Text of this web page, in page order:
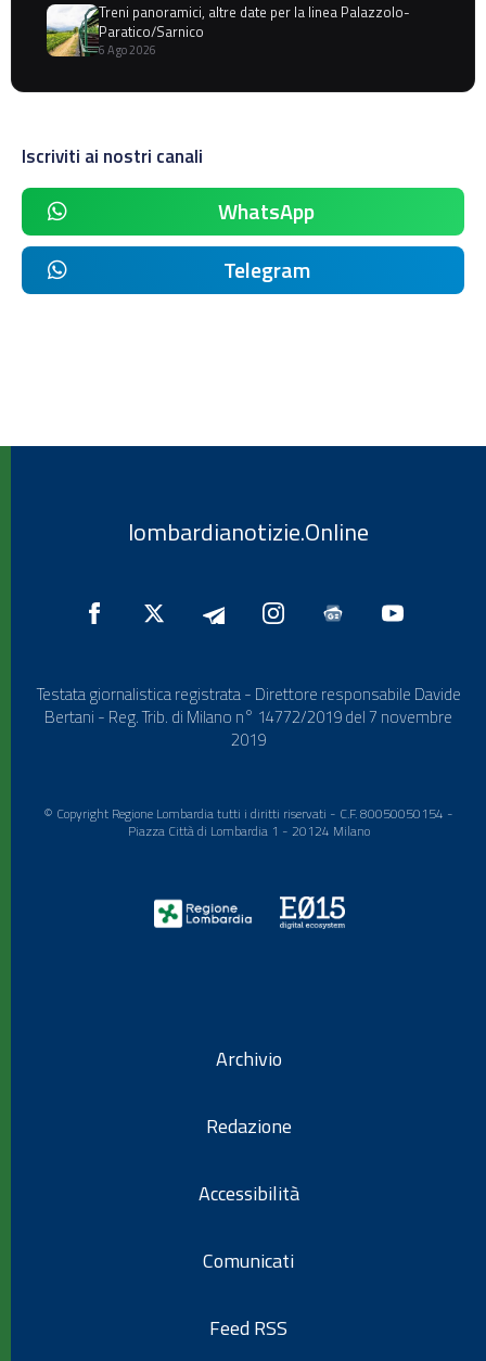
Treni panoramici, altre date per la linea Palazzolo-
Paratico/Sarnico
6 Ago 2026
Iscriviti ai nostri canali
WhatsApp
Telegram
lombardianotizie.Online
Testata giornalistica registrata - Direttore responsabile Davide
Bertani - Reg. Trib. di Milano n° 14772/2019 del 7 novembre
2019
© Copyright Regione Lombardia tutti i diritti riservati - C.F. 80050050154 -
Piazza Città di Lombardia 1 - 20124 Milano
Archivio
Redazione
Accessibilità
Comunicati
Feed RSS